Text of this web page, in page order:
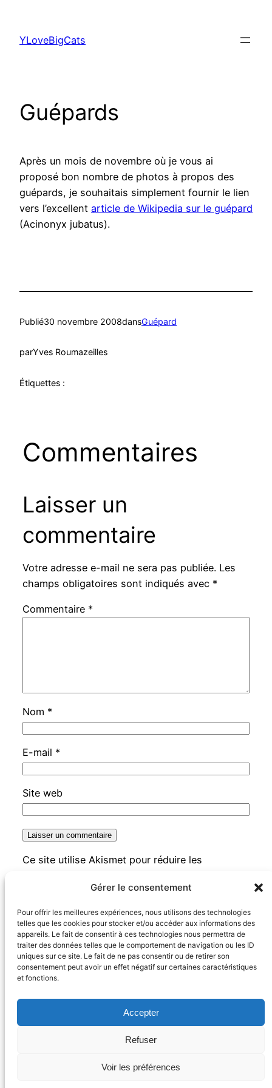
Gérer le consentement
Pour offrir les meilleures expériences, nous utilisons des technologies
telles que les cookies pour stocker et/ou accéder aux informations des
appareils. Le fait de consentir à ces technologies nous permettra de
traiter des données telles que le comportement de navigation ou les ID
uniques sur ce site. Le fait de ne pas consentir ou de retirer son
consentement peut avoir un effet négatif sur certaines caractéristiques
et fonctions.
Accepter
Refuser
Voir les préférences
contenu
YLoveBigCats
Guépards
Après un mois de novembre où je vous ai
proposé bon nombre de photos à propos des
guépards, je souhaitais simplement fournir le lien
vers l’excellent article de Wikipedia sur le guépard
(Acinonyx jubatus).
Publié30 novembre 2008dansGuépard
parYves Roumazeilles
Étiquettes :
Commentaires
Laisser un
commentaire
Votre adresse e-mail ne sera pas publiée. Les
champs obligatoires sont indiqués avec *
Commentaire *
Nom *
E-mail *
Site web
Ce site utilise Akismet pour réduire les
les données de vos commentaires sont traitées
YLoveBigCats
Copyright (C) 2008-2025 Yves Roumazeilles – tous
Fièrement propulsé par WordPress